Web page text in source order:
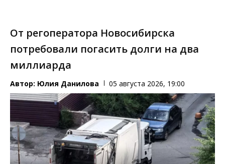
От регоператора Новосибирска
потребовали погасить долги на два
миллиарда
Автор: Юлия Данилова 05 августа 2026, 19:00